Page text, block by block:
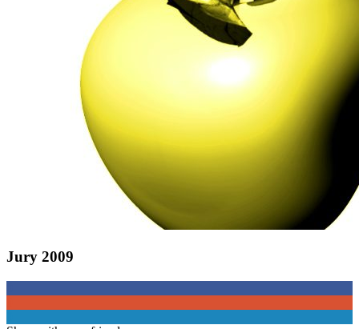
Jury 2009